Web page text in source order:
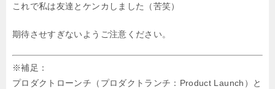
これで私は友達とケンカしました（苦笑）
期待させすぎないようご注意ください。
※補足：
プロダクトローンチ（プロダクトランチ：Product Launch）と